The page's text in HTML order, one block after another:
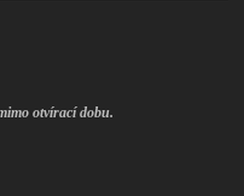
otvírací dobu.